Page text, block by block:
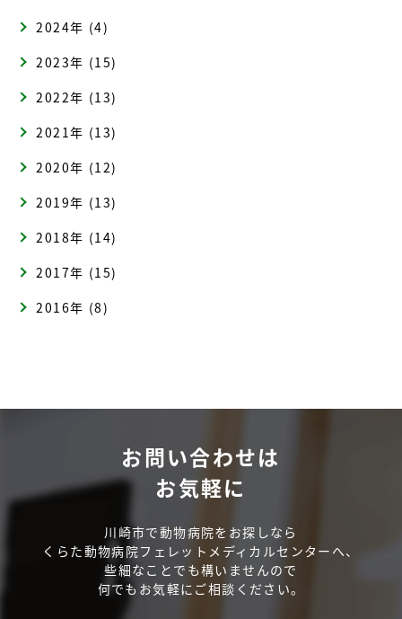
2024年 (4)
2023年 (15)
2022年 (13)
2021年 (13)
2020年 (12)
2019年 (13)
2018年 (14)
2017年 (15)
2016年 (8)
お問い合わせは
お気軽に
川崎市で動物病院をお探しなら
くらた動物病院フェレットメディカルセンターへ、
些細なことでも構いませんので
何でもお気軽にご相談ください。